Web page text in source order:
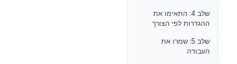
שלב 4: התאימו את
ההגדרות לפי הצורך
שלב 5: שמרו את
העבודה